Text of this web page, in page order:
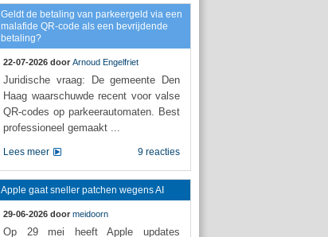
Geldt de betaling van parkeergeld via een
malafide QR-code als een bevrijdende
betaling?
22-07-2026 door Arnoud Engelfriet
Juridische vraag: De gemeente Den
Haag waarschuwde recent voor valse
QR-codes op parkeerautomaten. Best
professioneel gemaakt ...
9 reacties
Lees meer
Apple gaat sneller patchen wegens AI
29-06-2026 door meidoorn
Op 29 mei heeft Apple updates